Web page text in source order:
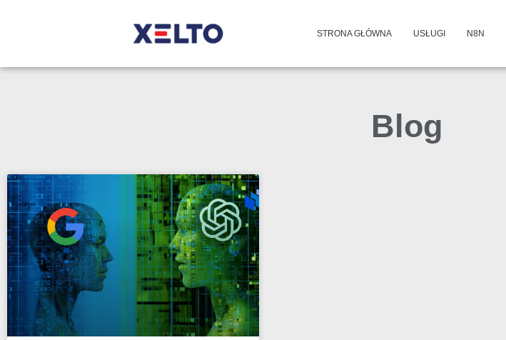
STRONA GŁÓWNA USŁUGI N8N
Blog